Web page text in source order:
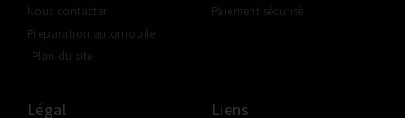
Nous contacter
Préparation automobile
Plan du site
Paiement sécurisé
Légal Liens